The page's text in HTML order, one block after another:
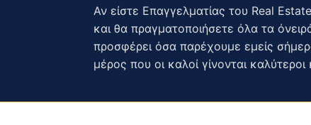
Αν είστε Επαγγελματίας του Real
και θα πραγματοποιήσετε όλα τα
προσφέρει όσα παρέχουμε εμείς
μέρος που οι καλοί γίνονται καλύτεροι